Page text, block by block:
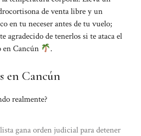
de venta libre y un
en tu neceser antes de tu vuelo;
agradecido de tenerlos si te ataca el
en Cancún
.
en Cancún
realmente?
gana orden judicial para detener